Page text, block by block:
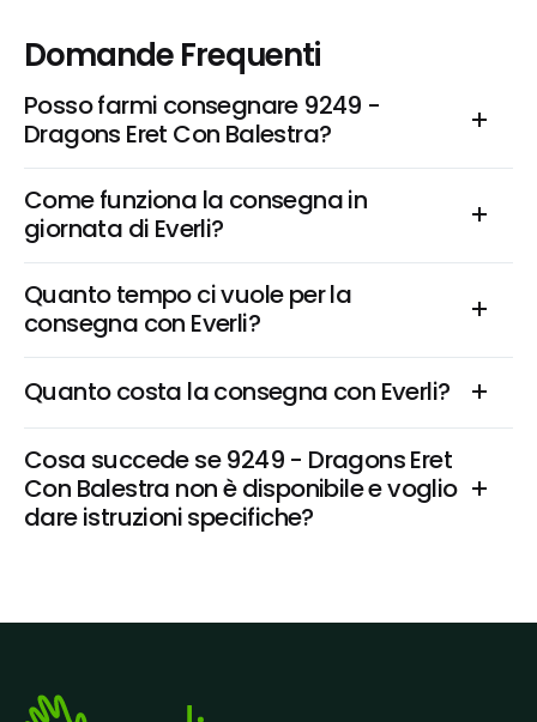
Domande Frequenti
Posso farmi consegnare 9249 -
Dragons Eret Con Balestra?
Come funziona la consegna in
giornata di Everli?
Quanto tempo ci vuole per la
consegna con Everli?
Quanto costa la consegna con Everli?
Cosa succede se 9249 - Dragons Eret
Con Balestra non è disponibile e voglio
dare istruzioni specifiche?